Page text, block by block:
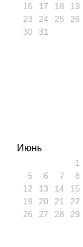
16
17 18 19
23
24 25 26
30
31
Июнь
1
5
6 7 8
12
13 14 15
19
20 21 22
26
27 28 29